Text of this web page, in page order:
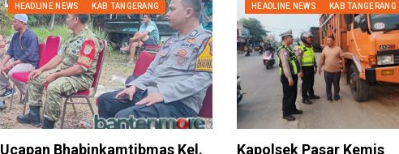
HEADLINE NEWS KAB TANGERANG
Ucapan Bhabinkamtibmas Kel.
HEADLINE NEWS KAB TANGERANG
Kapolsek Pasar Kemis